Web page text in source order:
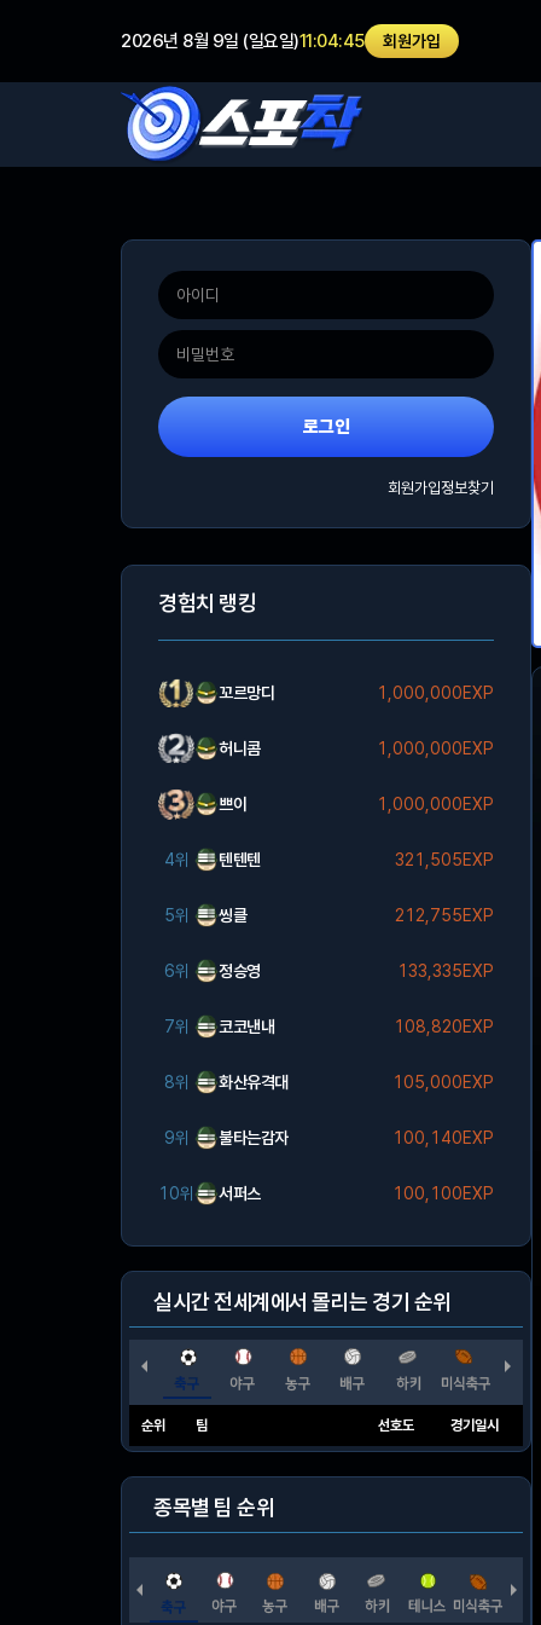
2026년 8월 9일 (일요일)11:04:45 회원가입
로그인
회원가입정보찾기
경험치 랭킹
꼬르망디 1,000,000EXP
허니콤 1,000,000EXP
쁘이 1,000,000EXP
4위 텐텐텐 321,505EXP
5위 씽클 212,755EXP
6위 정승영 133,335EXP
7위 코코낸내 108,820EXP
8위 화산유격대 105,000EXP
9위 불타는감자 100,140EXP
10위 서퍼스 100,100EXP
실시간 전세계에서 몰리는 경기 순위
순위 팀 선호도 경기일시
종목별 팀 순위